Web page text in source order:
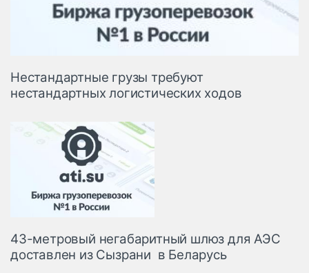
Нестандартные грузы требуют
нестандартных логистических ходов
43-метровый негабаритный шлюз для АЭС
доставлен из Сызрани в Беларусь